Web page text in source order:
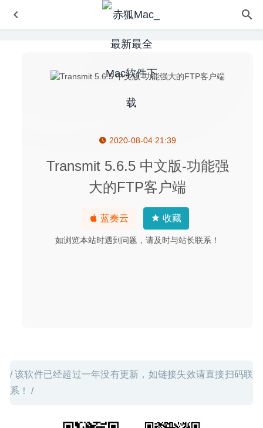
2020-08-04 21:39
Transmit 5.6.5 中文版-功能强
大的FTP客户端
蓝奏云 收藏
如浏览本站时遇到问题，请及时与站长联系！
/ 该软件已经超过一年没有更新，如链接失效请直接扫码联
系！ /
A Better Finder Rename 11.18 – 功能强大的批量文件重命
Allavsoft Video Downloader Converter 3.22.7.7505 – 专业
的视频下载及转换工具 2020-07-20
Artlantis 2020.2 9.0.2.21736 for Mac中文版-建筑设计三维
动画创建及渲染工具 2020-03-13
MainStage 4.3 中文版-媲美舞台效果的音效软件 2026-07-